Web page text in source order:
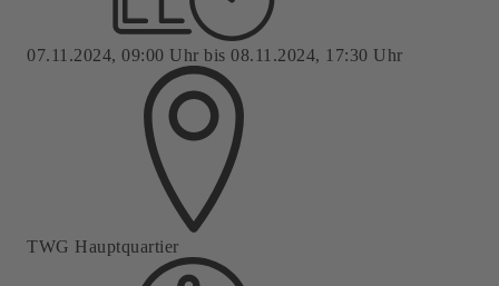
07.11.2024, 09:00 Uhr bis 08.11.2024, 17:30 Uhr
TWG Hauptquartier